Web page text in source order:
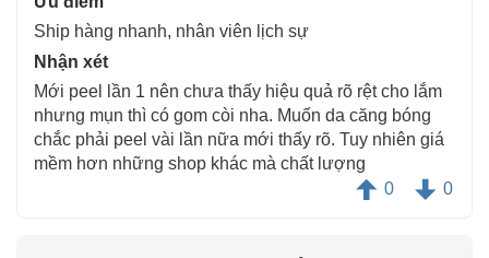
Ship hàng nhanh, nhân viên lịch sự
Nhận xét
Mới peel lần 1 nên chưa thấy hiệu quả rõ rệt cho lắm
nhưng mụn thì có gom còi nha. Muốn da căng bóng
chắc phải peel vài lần nữa mới thấy rõ. Tuy nhiên giá
mềm hơn những shop khác mà chất lượng
0
0